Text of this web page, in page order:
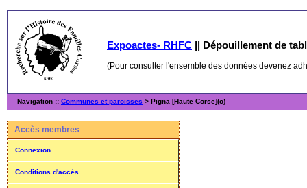
Expoactes- RHFC || Dépouillement de
(Pour consulter l'ensemble des données devenez
Navigation :: Communes et paroisses > Pigna [Haute Corse](o)
Accès membres
Connexion
Conditions d'accès